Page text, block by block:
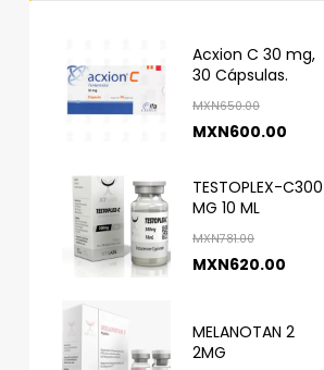
Acxion C 30 mg,
30 Cápsulas.
MXN650.00
MXN600.00
TESTOPLEX-C300
MG 10 ML
MXN781.00
MXN620.00
MELANOTAN 2
2MG